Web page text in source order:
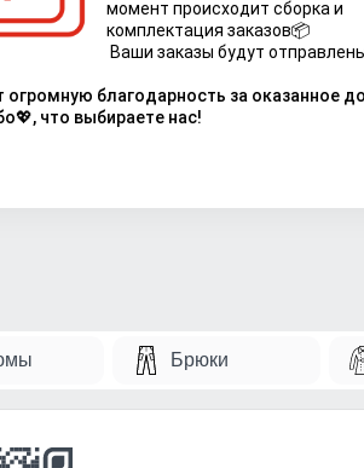
момент происходит сборка и
комплектация заказов📦
Ваши заказы будут
огромную благодарность за оказанное
что выбираете нас!
Брюки